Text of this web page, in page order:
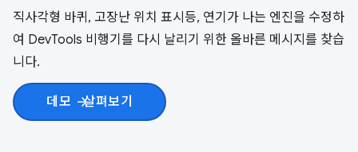
직사각형 바퀴, 고장난 위치 표시등, 연기가 나는 엔진을 수정하
여 DevTools 비행기를 다시 날리기 위한 올바른 메시지를 찾습
니다.
데모 arrow_forward
살펴보기